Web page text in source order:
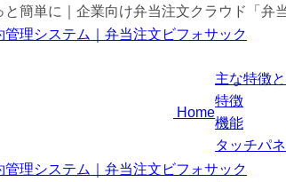
簡単に｜企業向け弁当注文クラウド「弁
Home
主な特徴
特徴
機能
タッチパ